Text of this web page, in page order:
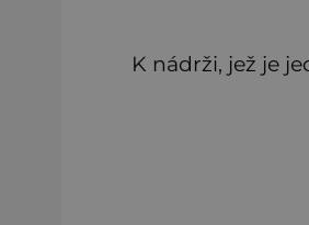
K nádrži, jež je